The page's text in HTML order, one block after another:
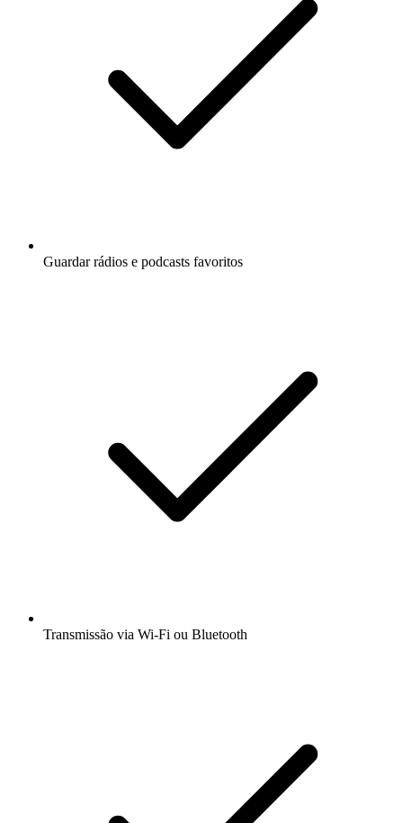
Guardar rádios e podcasts favoritos
Transmissão via Wi-Fi ou Bluetooth